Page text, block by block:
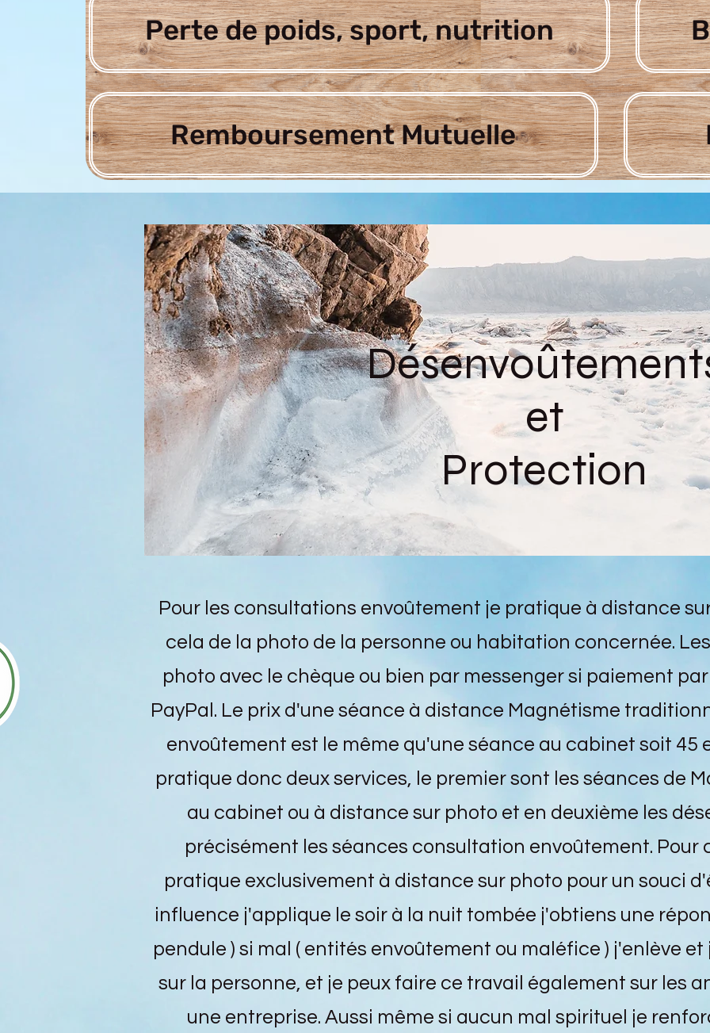
Perte de poids, sport, nutrition
Remboursement Mutuelle
et
Protection
Pour les consultations envoûtement je pratique à distance
cela de la photo de la personne ou habitation concernée.
photo avec le chèque ou bien par messenger si paiement
PayPal. Le prix d'une séance à distance Magnétisme
envoûtement est le même qu'une séance au cabinet soit 45
pratique donc deux services, le premier sont les séances de
au cabinet ou à distance sur photo et en deuxième les
précisément les séances consultation envoûtement. Pour
pratique exclusivement à distance sur photo pour un souci
influence j'applique le soir à la nuit tombée j'obtiens une
pendule ) si mal ( entités envoûtement ou maléfice ) j'enlève
sur la personne, et je peux faire ce travail également sur les
une entreprise. Aussi même si aucun mal spirituel je